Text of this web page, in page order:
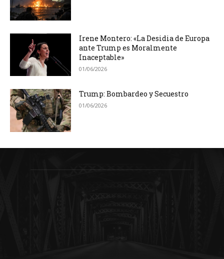
Irene Montero: «La Desidia de Europa
ante Trump es Moralmente
Inaceptable»
01/06/2026
Trump: Bombardeo y Secuestro
01/06/2026